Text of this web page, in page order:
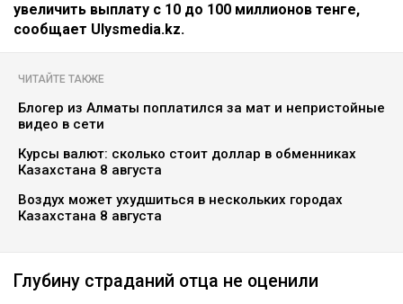
увеличить выплату с 10 до 100 миллионов тенге,
сообщает Ulysmedia.kz.
ЧИТАЙТЕ ТАКЖЕ
Блогер из Алматы поплатился за мат и непристойные
видео в сети
Курсы валют: сколько стоит доллар в обменниках
Казахстана 8 августа
Воздух может ухудшиться в нескольких городах
Казахстана 8 августа
Глубину страданий отца не оценили